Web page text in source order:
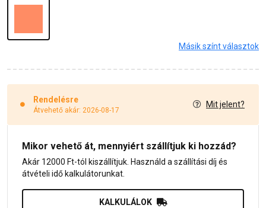
Másik színt választok
Rendelésre
Átvehető akár: 2026-08-17
Mit jelent?
Mikor vehető át, mennyiért szállítjuk ki hozzád?
Akár 12000 Ft-tól kiszállítjuk. Használd a szállítási díj és
átvételi idő kalkulátorunkat.
KALKULÁLOK